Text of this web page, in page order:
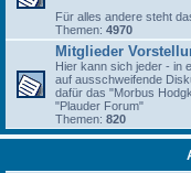
Für alles andere steht
Themen: 4970
Mitglieder
Hier kann sich jeder - in
auf ausschweifende
dafür das "Morbus
"Plauder Forum"
Themen: 820